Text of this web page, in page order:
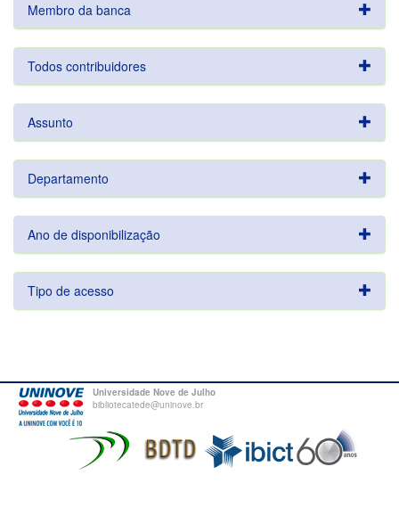
Membro da banca
Todos contribuidores
Assunto
Departamento
Ano de disponibilização
Tipo de acesso
Universidade Nove de Julho
bibliotecatede@uninove.br